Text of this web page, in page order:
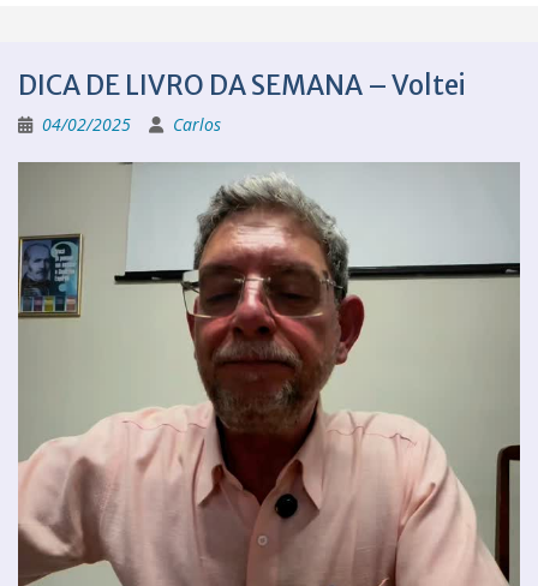
DICA DE LIVRO DA SEMANA – Voltei
04/02/2025 Carlos